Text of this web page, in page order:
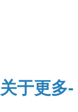
关于更多-